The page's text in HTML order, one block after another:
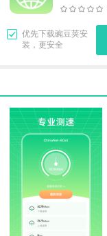
优先下载豌豆荚安
装，更安全